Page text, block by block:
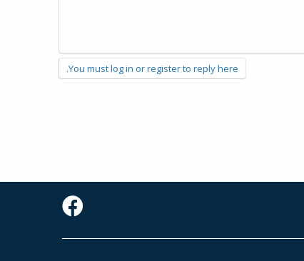
You must log in or register to reply here.